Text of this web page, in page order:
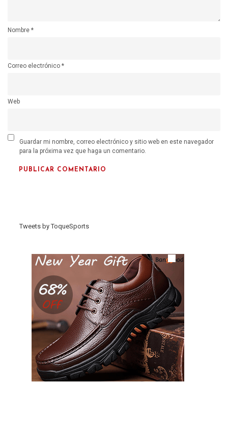
Nombre *
Correo electrónico *
Web
Guardar mi nombre, correo electrónico y sitio web en este navegador
para la próxima vez que haga un comentario.
Tweets by ToqueSports